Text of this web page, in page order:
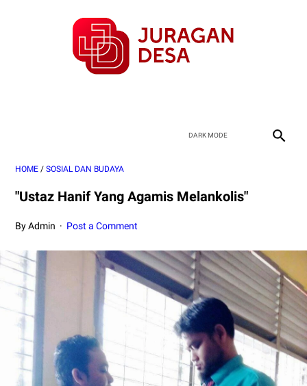
HOME / SOSIAL DAN BUDAYA
"Ustaz Hanif Yang Agamis Melankolis"
By Admin Post a Comment